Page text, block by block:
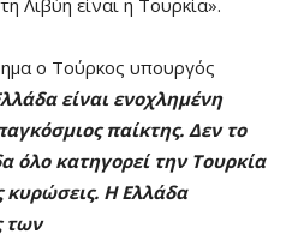
ο Τούρκος υπουργός
είναι ενοχλημένη
παίκτης. Δεν το
όλο κατηγορεί την Τουρκία
κυρώσεις. Η Ελλάδα
των